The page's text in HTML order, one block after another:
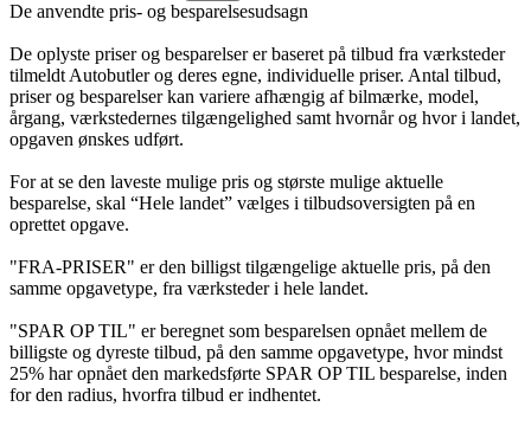
De anvendte pris- og besparelsesudsagn
De oplyste priser og besparelser er baseret på tilbud fra værksteder
tilmeldt Autobutler og deres egne, individuelle priser. Antal tilbud,
priser og besparelser kan variere afhængig af bilmærke, model,
årgang, værkstedernes tilgængelighed samt hvornår og hvor i landet,
opgaven ønskes udført.
For at se den laveste mulige pris og største mulige aktuelle
besparelse, skal “Hele landet” vælges i tilbudsoversigten på en
oprettet opgave.
"FRA-PRISER" er den billigst tilgængelige aktuelle pris, på den
samme opgavetype, fra værksteder i hele landet.
"SPAR OP TIL" er beregnet som besparelsen opnået mellem de
billigste og dyreste tilbud, på den samme opgavetype, hvor mindst
25% har opnået den markedsførte SPAR OP TIL besparelse, inden
for den radius, hvorfra tilbud er indhentet.